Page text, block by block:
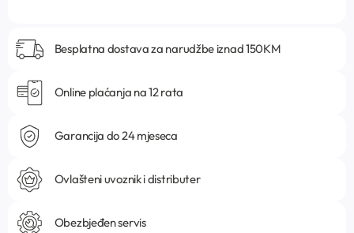
Besplatna dostava za narudžbe iznad 150KM
Online plaćanja na 12 rata
Garancija do 24 mjeseca
Ovlašteni uvoznik i distributer
Obezbjeđen servis